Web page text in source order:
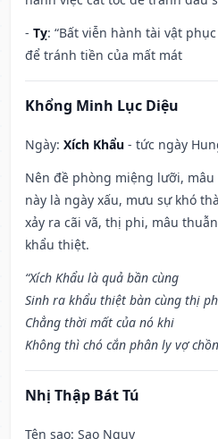
- Tỵ: “Bất viễn hành tài vật
để tránh tiền của mất mát
Khổng Minh Lục Diệu
Ngày: Xích Khẩu - tức ngày
Nên đề phòng miệng lưỡi,
này là ngày xấu, mưu sự khó
xảy ra cãi vã, thị phi, mâu
khẩu thiệt.
“Xích Khẩu là quả bần cùng
Sinh ra khẩu thiệt bàn cùng thị
Chẳng thời mất của nó khi
Không thì chó cắn phân ly vợ
Nhị Thập Bát Tú
Tên sao: Sao Nguy